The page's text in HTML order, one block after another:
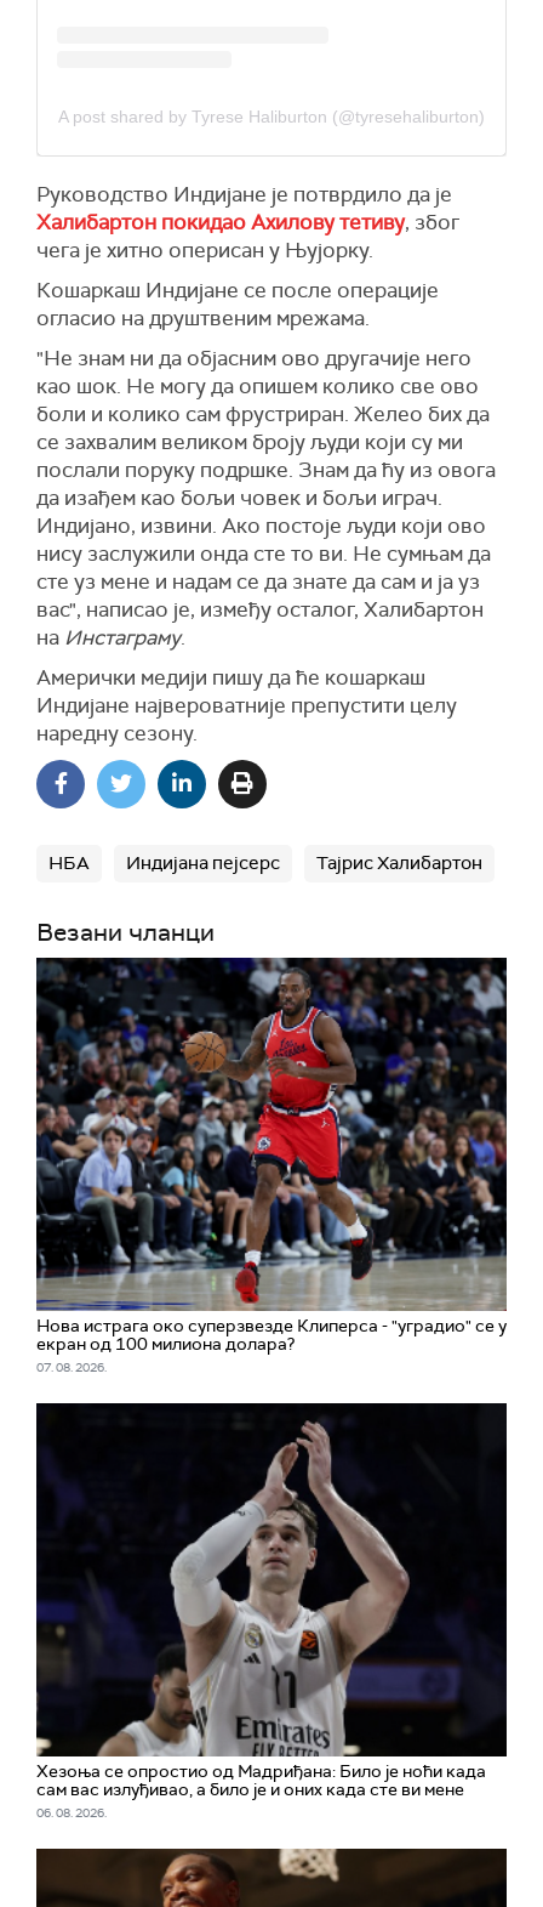
A post shared by Tyrese Haliburton (@tyresehaliburton)
Руководство Индијане је потврдило да је
Халибартон покидао Ахилову тетиву, због
чега је хитно оперисан у Њујорку.
Кошаркаш Индијане се после операције
огласио на друштвеним мрежама.
"Не знам ни да објасним ово другачије него
као шок. Не могу да опишем колико све ово
боли и колико сам фрустриран. Желео бих да
се захвалим великом броју људи који су ми
послали поруку подршке. Знам да ћу из овога
да изађем као бољи човек и бољи играч.
Индијано, извини. Ако постоје људи који ово
нису заслужили онда сте то ви. Не сумњам да
сте уз мене и надам се да знате да сам и ја уз
вас", написао је, између осталог, Халибартон
на Инстаграму.
Амерички медији пишу да ће кошаркаш
Индијане највероватније препустити целу
наредну сезону.
НБА Индијана пејсерс Тајрис Халибартон
Везани чланци
Нова истрага око суперзвезде Клиперса - "уградио" се у
екран од 100 милиона долара?
07. 08. 2026.
Хезоња се опростио од Мадриђана: Било је ноћи када
сам вас излуђивао, а било је и оних када сте ви мене
06. 08. 2026.